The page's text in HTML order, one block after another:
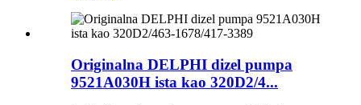
Originalna DELPHI dizel pumpa
9521A030H ista kao 320D2/4...